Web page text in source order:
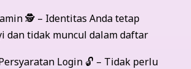
🕵️ – Identitas Anda tetap
dan tidak muncul dalam daftar
Login 🔓 – Tidak perlu